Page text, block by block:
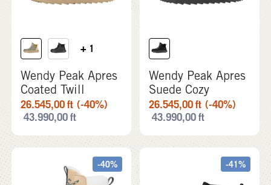
+ 1
Wendy Peak Apres
Coated Twill
26.545,00ft (-40%)
43.990,00ft
Wendy Peak Apres
Suede Cozy
26.545,00ft (-40%)
43.990,00ft
-40% -41%